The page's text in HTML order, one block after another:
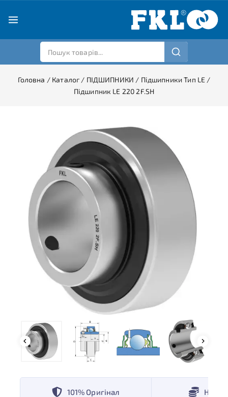
Головна / Каталог / ПІДШИПНИКИ / Підшипники Тип LE /
Підшипник LE 220 2F.SH
101% Оригінал